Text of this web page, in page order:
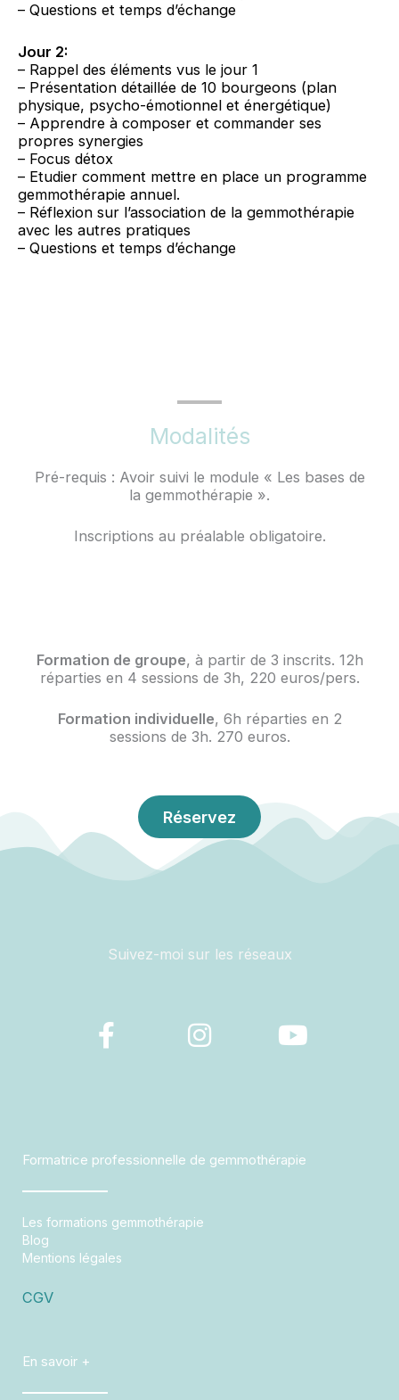
– Questions et temps d’échange
Jour 2:
– Rappel des éléments vus le jour 1
– Présentation détaillée de 10 bourgeons (plan
physique, psycho-émotionnel et énergétique)
– Apprendre à composer et commander ses
propres synergies
– Focus détox
– Etudier comment mettre en place un programme
gemmothérapie annuel.
– Réflexion sur l’association de la gemmothérapie
avec les autres pratiques
– Questions et temps d’échange
Modalités
Pré-requis : Avoir suivi le module « Les bases de
la gemmothérapie ».
Inscriptions au préalable obligatoire.
Formation de groupe, à partir de 3 inscrits. 12h
réparties en 4 sessions de 3h, 220 euros/pers.
Formation individuelle, 6h réparties en 2
sessions de 3h. 270 euros.
Réservez
Suivez-moi sur les réseaux
a
c
o
k
f
n
s
r
o
u
e
Formatrice professionnelle de gemmothérapie
Les formations gemmothérapie
Blog
Mentions légales
CGV
En savoir +